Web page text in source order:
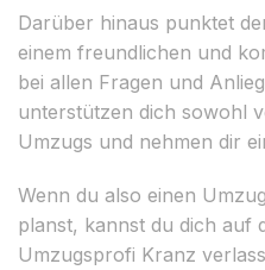
Darüber hinaus punktet
einem freundlichen und
bei allen Fragen und
unterstützen dich sowohl
Umzugs und nehmen dir
Wenn du also einen
planst, kannst du dich auf
Umzugsprofi Kranz